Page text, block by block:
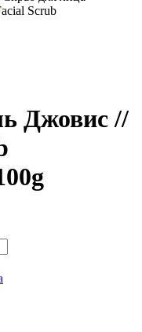
Scrub
Джовис //